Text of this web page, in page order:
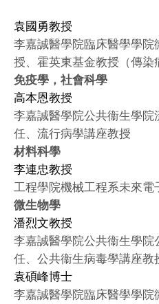
袁國勇教授
李嘉誠醫學院臨床醫學學
授、霍英東基金教授（傳染
免疫學，社會科學
高本恩教授
李嘉誠醫學院公共衞生學
任、流行病學講座教授
材料科學
李連忠教授
工程學院機械工程系未來電
微生物學
潘烈文教授
李嘉誠醫學院公共衞生學
任、公共衞生病毒學講座教
袁碩峰博士
李嘉誠醫學院臨床醫學學